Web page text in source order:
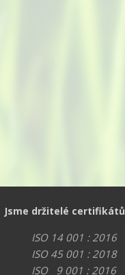
Jsme držitelé
ISO 14 001 : 2016
ISO 45 001 : 2018
ISO 9 001 : 2016